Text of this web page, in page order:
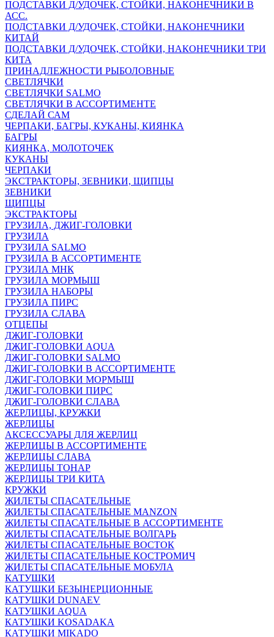
ПОДСТАВКИ Д/УДОЧЕК, СТОЙКИ, НАКОНЕЧНИКИ В
АСС.
ПОДСТАВКИ Д/УДОЧЕК, СТОЙКИ, НАКОНЕЧНИКИ
КИТАЙ
ПОДСТАВКИ Д/УДОЧЕК, СТОЙКИ, НАКОНЕЧНИКИ ТРИ
КИТА
ПРИНАДЛЕЖНОСТИ РЫБОЛОВНЫЕ
СВЕТЛЯЧКИ
СВЕТЛЯЧКИ SALMO
СВЕТЛЯЧКИ В АССОРТИМЕНТЕ
СДЕЛАЙ САМ
ЧЕРПАКИ, БАГРЫ, КУКАНЫ, КИЯНКА
БАГРЫ
КИЯНКА, МОЛОТОЧЕК
КУКАНЫ
ЧЕРПАКИ
ЭКСТРАКТОРЫ, ЗЕВНИКИ, ЩИПЦЫ
ЗЕВНИКИ
ЩИПЦЫ
ЭКСТРАКТОРЫ
ГРУЗИЛА, ДЖИГ-ГОЛОВКИ
ГРУЗИЛА
ГРУЗИЛА SALMO
ГРУЗИЛА В АССОРТИМЕНТЕ
ГРУЗИЛА МНК
ГРУЗИЛА МОРМЫШ
ГРУЗИЛА НАБОРЫ
ГРУЗИЛА ПИРС
ГРУЗИЛА СЛАВА
ОТЦЕПЫ
ДЖИГ-ГОЛОВКИ
ДЖИГ-ГОЛОВКИ AQUA
ДЖИГ-ГОЛОВКИ SALMO
ДЖИГ-ГОЛОВКИ В АССОРТИМЕНТЕ
ДЖИГ-ГОЛОВКИ МОРМЫШ
ДЖИГ-ГОЛОВКИ ПИРС
ДЖИГ-ГОЛОВКИ СЛАВА
ЖЕРЛИЦЫ, КРУЖКИ
ЖЕРЛИЦЫ
АКСЕССУАРЫ ДЛЯ ЖЕРЛИЦ
ЖЕРЛИЦЫ В АССОРТИМЕНТЕ
ЖЕРЛИЦЫ СЛАВА
ЖЕРЛИЦЫ ТОНАР
ЖЕРЛИЦЫ ТРИ КИТА
КРУЖКИ
ЖИЛЕТЫ СПАСАТЕЛЬНЫЕ
ЖИЛЕТЫ СПАСАТЕЛЬНЫЕ MANZON
ЖИЛЕТЫ СПАСАТЕЛЬНЫЕ В АССОРТИМЕНТЕ
ЖИЛЕТЫ СПАСАТЕЛЬНЫЕ ВОЛГАРЬ
ЖИЛЕТЫ СПАСАТЕЛЬНЫЕ ВОСТОК
ЖИЛЕТЫ СПАСАТЕЛЬНЫЕ КОСТРОМИЧ
ЖИЛЕТЫ СПАСАТЕЛЬНЫЕ МОБУЛА
КАТУШКИ
КАТУШКИ БЕЗЫНЕРЦИОННЫЕ
КАТУШКИ DUNAEV
КАТУШКИ AQUA
КАТУШКИ KOSADAKA
КАТУШКИ MIKADO